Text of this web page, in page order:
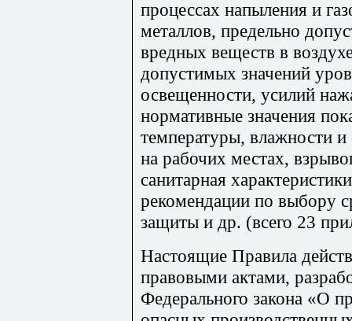
процессах напыления и
металлов, предельно
вредных веществ в
допустимых значений
освещенности, усилий
нормативные значения
температуры, влажности
на рабочих местах,
санитарная
рекомендации по выбору
защиты и др. (всего 23
Настоящие Правила
правовыми актами,
Федерального закона «О